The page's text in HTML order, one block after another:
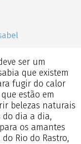
ser um
que existem
fugir do calor
estão em
belezas naturais
do dia a dia,
os amantes
Rio do Rastro,